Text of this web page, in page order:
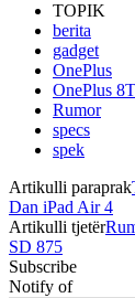
TOPIK
berita
gadget
OnePlus
OnePlus 8T
Rumor
specs
spek
Artikulli paraprak
Dan iPad Air 4
Artikulli tjetër
SD 875
Subscribe
Notify of